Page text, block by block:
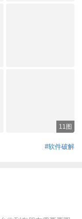
11图
#软件破解